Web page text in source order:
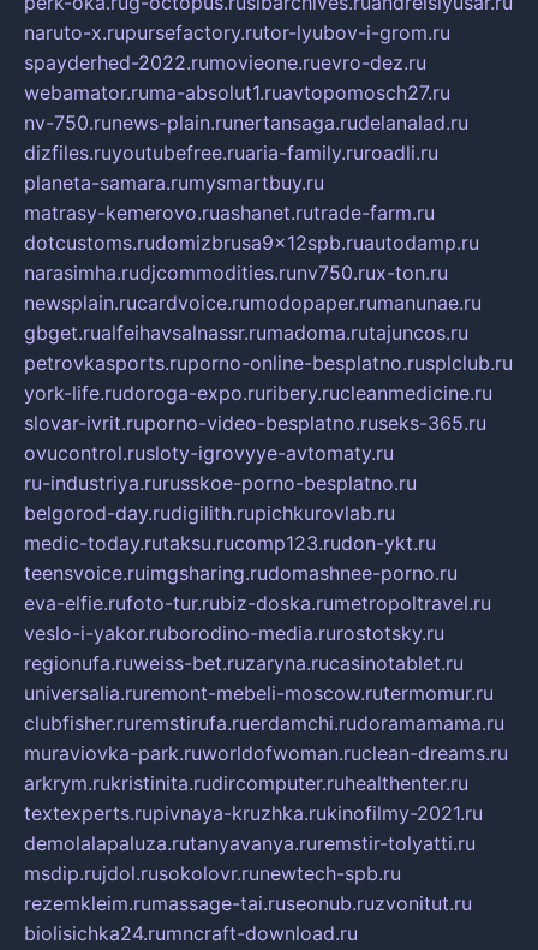
naruto-x.rupursefactory.rutor-lyubov-i-grom.ru
spayderhed-2022.rumovieone.ruevro-dez.ru
webamator.ruma-absolut1.ruavtopomosch27.ru
nv-750.runews-plain.runertansaga.rudelanalad.ru
dizfiles.ruyoutubefree.ruaria-family.ruroadli.ru
planeta-samara.rumysmartbuy.ru
matrasy-kemerovo.ruashanet.rutrade-farm.ru
dotcustoms.rudomizbrusa9x12spb.ruautodamp.ru
narasimha.rudjcommodities.runv750.rux-ton.ru
newsplain.rucardvoice.rumodopaper.rumanunae.ru
gbget.rualfeihavsalnassr.rumadoma.rutajuncos.ru
petrovkasports.ruporno-online-besplatno.rusplclub.ru
york-life.rudoroga-expo.ruribery.rucleanmedicine.ru
slovar-ivrit.ruporno-video-besplatno.ruseks-365.ru
ovucontrol.rusloty-igrovyye-avtomaty.ru
ru-industriya.rurusskoe-porno-besplatno.ru
belgorod-day.rudigilith.rupichkurovlab.ru
medic-today.rutaksu.rucomp123.rudon-ykt.ru
teensvoice.ruimgsharing.rudomashnee-porno.ru
eva-elfie.rufoto-tur.rubiz-doska.rumetropoltravel.ru
veslo-i-yakor.ruborodino-media.rurostotsky.ru
regionufa.ruweiss-bet.ruzaryna.rucasinotablet.ru
universalia.ruremont-mebeli-moscow.rutermomur.ru
clubfisher.ruremstirufa.ruerdamchi.rudoramamama.ru
muraviovka-park.ruworldofwoman.ruclean-dreams.ru
arkrym.rukristinita.rudircomputer.ruhealthenter.ru
textexperts.rupivnaya-kruzhka.rukinofilmy-2021.ru
demolalapaluza.rutanyavanya.ruremstir-tolyatti.ru
msdip.rujdol.rusokolovr.runewtech-spb.ru
rezemkleim.rumassage-tai.ruseonub.ruzvonitut.ru
biolisichka24.rumncraft-download.ru